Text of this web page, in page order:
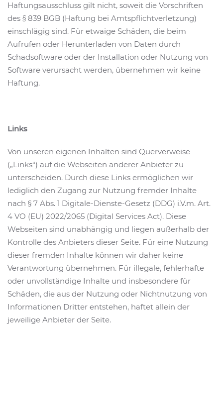
Haftungsausschluss gilt nicht, soweit die Vorschriften
des § 839 BGB (Haftung bei Amtspflichtverletzung)
einschlägig sind. Für etwaige Schäden, die beim
Aufrufen oder Herunterladen von Daten durch
Schadsoftware oder der Installation oder Nutzung von
Software verursacht werden, übernehmen wir keine
Haftung.
Links
Von unseren eigenen Inhalten sind Querverweise
(„Links“) auf die Webseiten anderer Anbieter zu
unterscheiden. Durch diese Links ermöglichen wir
lediglich den Zugang zur Nutzung fremder Inhalte
nach § 7 Abs. 1 Digitale-Dienste-Gesetz (DDG) i.V.m. Art.
4 VO (EU) 2022/2065 (Digital Services Act). Diese
Webseiten sind unabhängig und liegen außerhalb der
Kontrolle des Anbieters dieser Seite. Für eine Nutzung
dieser fremden Inhalte können wir daher keine
Verantwortung übernehmen. Für illegale, fehlerhafte
oder unvollständige Inhalte und insbesondere für
Schäden, die aus der Nutzung oder Nichtnutzung von
Informationen Dritter entstehen, haftet allein der
jeweilige Anbieter der Seite.